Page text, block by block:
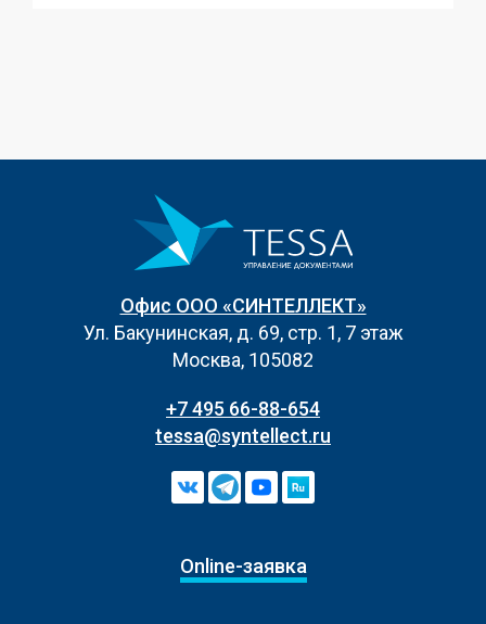
Офис ООО «СИНТЕЛЛЕКТ»
Ул. Бакунинская, д. 69, стр. 1, 7 этаж
Москва, 105082
+7 495 66-88-654
tessa@syntellect.ru
Online-заявка